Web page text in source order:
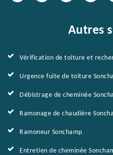
Autres
Vérification de toiture et
Urgence fuite de toiture
Débistrage de cheminée
Ramonage de chaudière
Ramoneur Sonchamp
Entretien de cheminée